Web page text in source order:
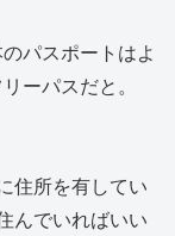
パスポートはよ
ーパスだと。
住所を有してい
んでいればいい